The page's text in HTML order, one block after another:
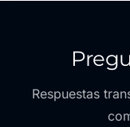
Respuestas